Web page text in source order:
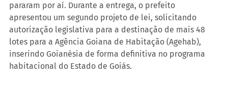
pararam por aí. Durante a entrega, o prefeito
apresentou um segundo projeto de lei, solicitando
autorização legislativa para a destinação de mais 48
lotes para a Agência Goiana de Habitação (Agehab),
inserindo Goianésia de forma definitiva no programa
habitacional do Estado de Goiás.